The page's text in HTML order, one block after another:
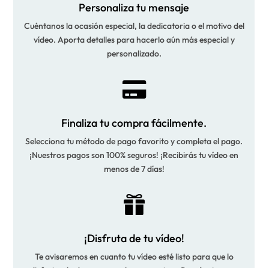
Personaliza tu mensaje
Cuéntanos la ocasión especial, la dedicatoria o el motivo del
vídeo. Aporta detalles para hacerlo aún más especial y
personalizado.

Finaliza tu compra fácilmente.
Selecciona tu método de pago favorito y completa el pago.
¡Nuestros pagos son 100% seguros! ¡Recibirás tu vídeo en
menos de 7 días!

¡Disfruta de tu vídeo!
Te avisaremos en cuanto tu vídeo esté listo para que lo